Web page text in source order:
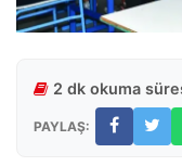
2 dk okuma
PAYLAŞ: